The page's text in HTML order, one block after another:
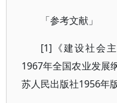
「参考文献」
[1]《建设社会
1967年全国农业发展
苏人民出版社1956年